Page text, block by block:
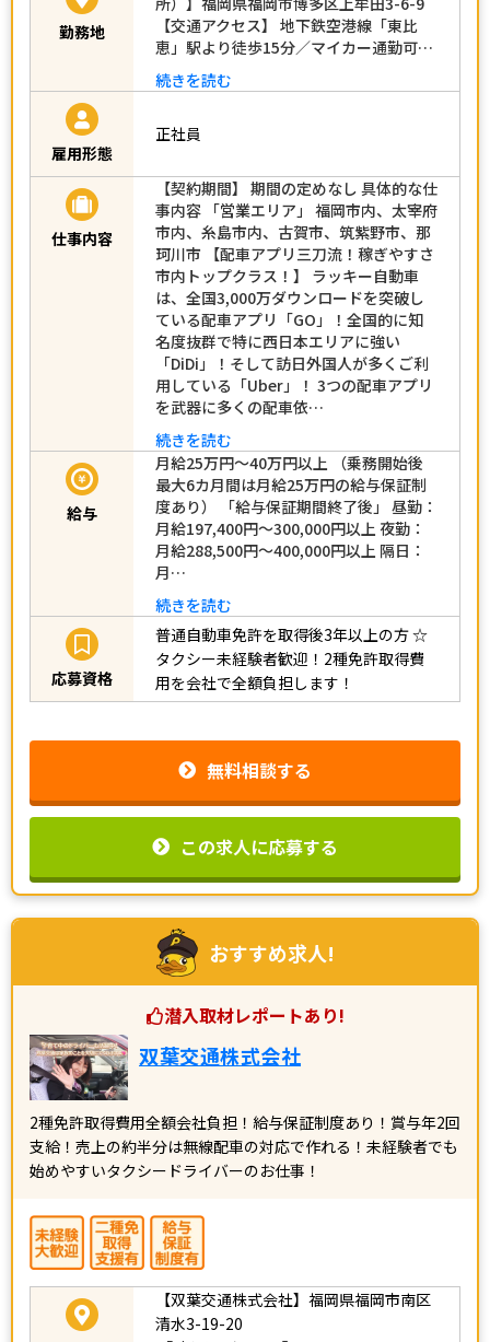
勤務地
【交通アクセス】 地下鉄空港線「東比
恵」駅より徒歩15分／マイカー通勤可…
続きを読む
雇用形態
正社員
仕事内容
【契約期間】 期間の定めなし 具体的な仕
事内容 「営業エリア」 福岡市内、太宰府
市内、糸島市内、古賀市、筑紫野市、那
珂川市 【配車アプリ三刀流！稼ぎやすさ
市内トップクラス！】 ラッキー自動車
は、全国3,000万ダウンロードを突破し
ている配車アプリ「GO」！全国的に知
名度抜群で特に西日本エリアに強い
「DiDi」！そして訪日外国人が多くご利
用している「Uber」！ 3つの配車アプリ
を武器に多くの配車依…
続きを読む
給与
月給25万円～40万円以上 （乗務開始後
最大6カ月間は月給25万円の給与保証制
度あり） 「給与保証期間終了後」 昼勤：
月給197,400円～300,000円以上 夜勤：
月給288,500円～400,000円以上 隔日：
月…
続きを読む
応募資格
普通自動車免許を取得後3年以上の方☆
タクシー未経験者歓迎！2種免許取得費
用を会社で全額負担します！
無料相談する
この求人に応募する
おすすめ求人!
潜入取材レポートあり!
双葉交通株式会社
2種免許取得費用全額会社負担！給与保証制度あり！賞与年2回
支給！売上の約半分は無線配車の対応で作れる！未経験者でも
始めやすいタクシードライバーのお仕事！
【双葉交通株式会社】福岡県福岡市南区
清水3-19-20